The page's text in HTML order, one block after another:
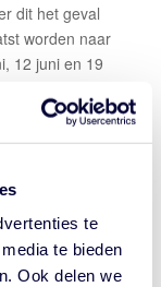
te
te bieden
Ook delen we
dit het geval
worden naar
12 juni en 19
hier tijdig van
druk
verwerken.